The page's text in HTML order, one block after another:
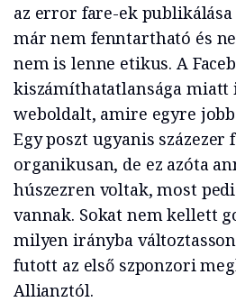
az error fare-ek
már nem fenntartható és
nem is lenne etikus. A
kiszámíthatatlansága miatt
weboldalt, amire egyre
Egy poszt ugyanis százezer
organikusan, de ez azóta
húszezren voltak, most
vannak. Sokat nem kellett
milyen irányba
futott az első szponzori
Allianztól.